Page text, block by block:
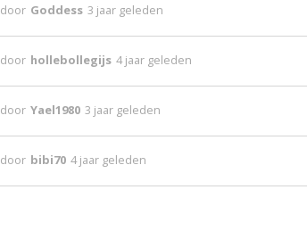
door Goddess 3 jaar geleden
door hollebollegijs 4 jaar geleden
door Yael1980 3 jaar geleden
door bibi70 4 jaar geleden